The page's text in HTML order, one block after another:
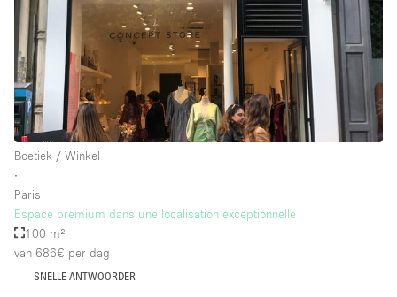
Boetiek / Winkel
∙
Paris
Espace premium dans une localisation exceptionnelle
100 m²
van 686€ per dag
SNELLE ANTWOORDER